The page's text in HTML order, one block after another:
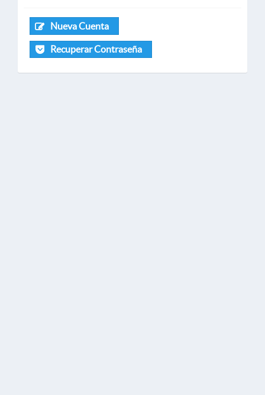
Nueva Cuenta
Recuperar Contraseña